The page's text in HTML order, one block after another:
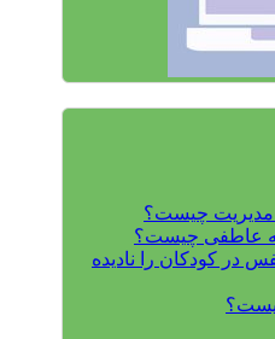
مدیریت چیست؟
عاطفی چیست؟
در کودکان را نادیده